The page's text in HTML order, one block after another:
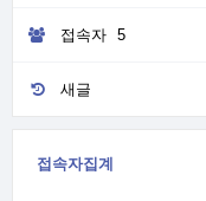
접속자 5
새글
접속자집계